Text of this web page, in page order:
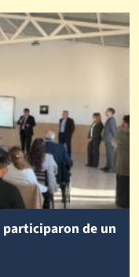
participaron de un